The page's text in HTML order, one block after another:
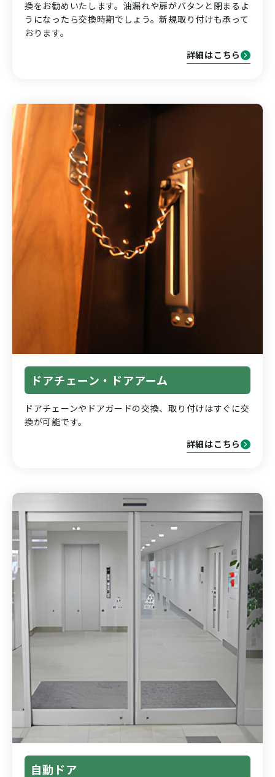
換をお勧めいたします。油漏れや扉がバタンと閉まるよ
うになったら交換時期でしょう。新規取り付けも承って
おります。
詳細はこちら
ドアチェーン・ドアアーム
ドアチェーンやドアガードの交換、取り付けはすぐに交
換が可能です。
詳細はこちら
自動ドア